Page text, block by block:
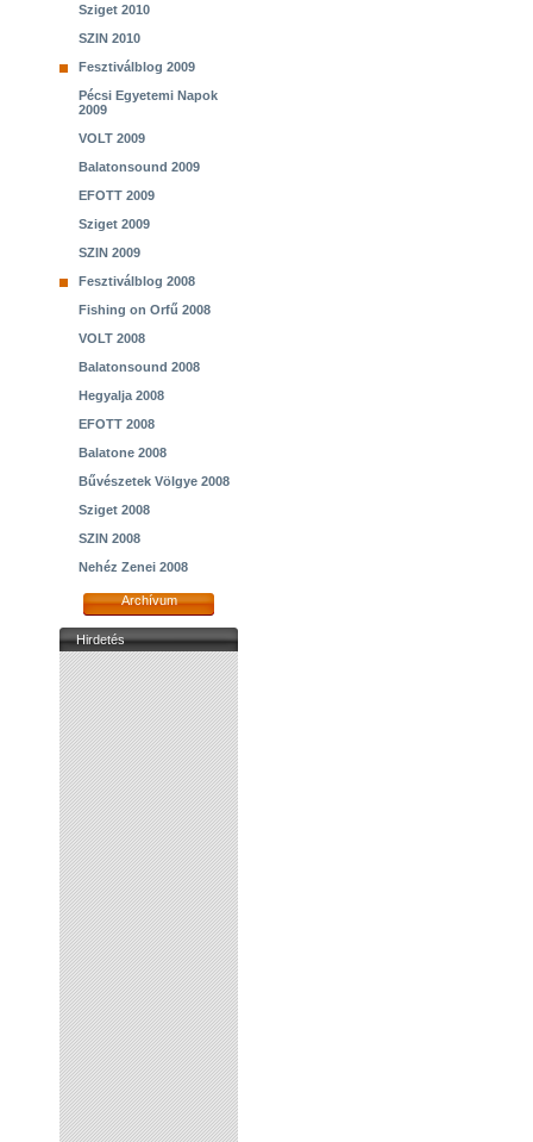
Sziget 2010
SZIN 2010
Fesztiválblog 2009
Pécsi Egyetemi Napok
2009
VOLT 2009
Balatonsound 2009
EFOTT 2009
Sziget 2009
SZIN 2009
Fesztiválblog 2008
Fishing on Orfű 2008
VOLT 2008
Balatonsound 2008
Hegyalja 2008
EFOTT 2008
Balatone 2008
Bűvészetek Völgye 2008
Sziget 2008
SZIN 2008
Nehéz Zenei 2008
Archívum
Hirdetés